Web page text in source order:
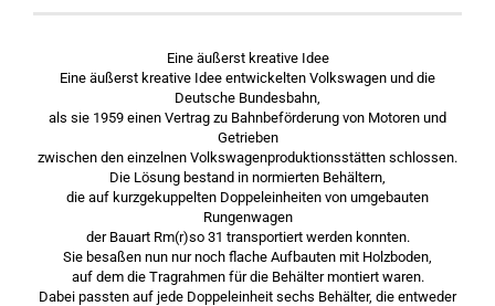
Eine äußerst kreative Idee
Eine äußerst kreative Idee entwickelten Volkswagen und die
Deutsche Bundesbahn,
als sie 1959 einen Vertrag zu Bahnbeförderung von Motoren und
Getrieben
zwischen den einzelnen Volkswagenproduktionsstätten schlossen.
Die Lösung bestand in normierten Behältern,
die auf kurzgekuppelten Doppeleinheiten von umgebauten
Rungenwagen
der Bauart Rm(r)so 31 transportiert werden konnten.
Sie besaßen nun nur noch flache Aufbauten mit Holzboden,
auf dem die Tragrahmen für die Behälter montiert waren.
Dabei passten auf jede Doppeleinheit sechs Behälter, die entweder